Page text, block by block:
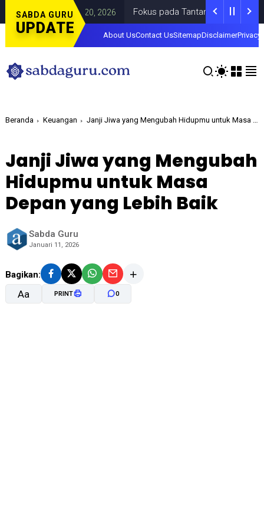
SABDA GURU
UPDATE
DAERAH JULY 20, 2026 Fokus pada Tantangan Akun Tiruan di
About UsContact UsSitemapDisclaimerPrivacy
Beranda Keuangan Janji Jiwa yang Mengubah Hidupmu untuk Masa Depan yang Lebih Baik
Janji Jiwa yang Mengubah
Hidupmu untuk Masa
Depan yang Lebih Baik
Sabda Guru
Januari 11, 2026
Bagikan:
Aa PRINT 0